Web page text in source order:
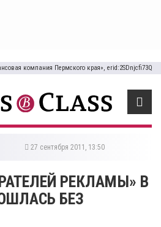
компания Пермского края», erid:2SDnjcfi73Q
27 сентября 2011, 13:50
РЕКЛАМЫ» В
БЕЗ